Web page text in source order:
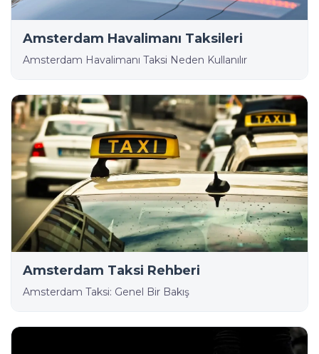
Amsterdam Havalimanı Taksileri
Amsterdam Havalimanı Taksi Neden Kullanılır
Amsterdam Taksi Rehberi
Amsterdam Taksi: Genel Bir Bakış